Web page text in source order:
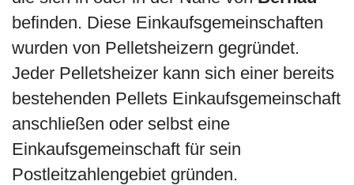
befinden. Diese Einkaufsgemeinschaften
wurden von Pelletsheizern gegründet.
Jeder Pelletsheizer kann sich einer bereits
bestehenden Pellets Einkaufsgemeinschaft
anschließen oder selbst eine
Einkaufsgemeinschaft für sein
Postleitzahlengebiet gründen.